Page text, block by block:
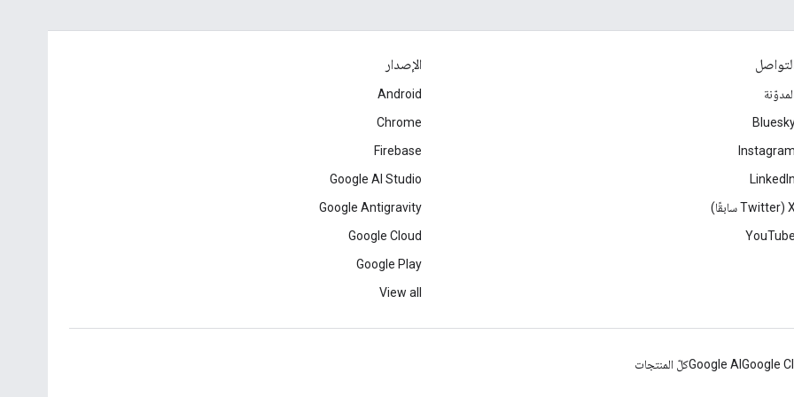
التواصل
المدوّنة
Instagram
LinkedIn
‫X ‏(Twitter سابقًا)
YouTube
الإصدار
Android
Chrome
Firebase
Google AI Studio
Google Antigravity
Google Cloud
Google Play
View all
Google
Google AIكلّ المنتجات